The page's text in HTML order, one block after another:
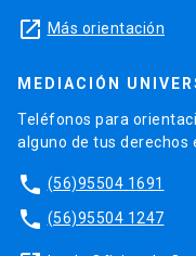
launch Más orientación
MEDIACIÓN
Teléfonos para
alguno de tus derechos
phone (56)95504 1691
phone (56)95504 1247